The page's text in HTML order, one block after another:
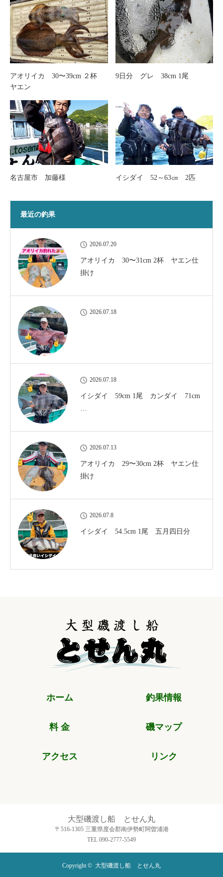
アオリイカ 30〜39cm ２杯
ヤエン
9日分 グレ 38cm 1尾
名古屋市 加藤様 イシダイ 52～63㎝ 2匹
最近の釣果
2026.07.20
アオリイカ 30〜31cm 2杯 ヤエン仕
掛け
2026.07.18
2026.07.18
イシダイ 59cm 1尾 カンダイ 71cm
…
2026.07.13
アオリイカ 29〜30cm 2杯 ヤエン仕
掛け
2026.07.8
イシダイ 54.5cm 1尾 五月四日分
ホーム 釣果情報
料 金 磯マップ
アクセス リンク
大型磯渡し船 とせん丸
〒516-1305 三重県度会郡南伊勢町阿曽浦港
TEL 090-2777-5549
Copyright © 大型磯渡し船 とせん丸